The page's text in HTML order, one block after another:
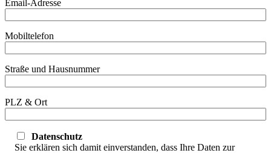
Email-Adresse
Mobiltelefon
Straße und Hausnummer
PLZ & Ort
Datenschutz
Sie erklären sich damit einverstanden, dass Ihre Daten zur